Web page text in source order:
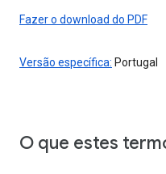
Fazer o download do PDF
Versão específica: Portugal
O que estes